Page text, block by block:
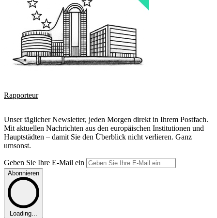
Rapporteur
Unser täglicher Newsletter, jeden Morgen direkt in Ihrem Postfach.
Mit aktuellen Nachrichten aus den europäischen Institutionen und
Hauptstädten – damit Sie den Überblick nicht verlieren. Ganz
umsonst.
Geben Sie Ihre E-Mail ein
Abonnieren
Loading...